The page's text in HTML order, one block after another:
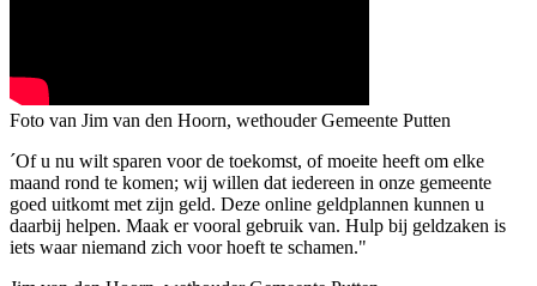
Foto van Jim van den Hoorn, wethouder Gemeente Putten
´Of u nu wilt sparen voor de toekomst, of moeite heeft om elke
maand rond te komen; wij willen dat iedereen in onze gemeente
goed uitkomt met zijn geld. Deze online geldplannen kunnen u
daarbij helpen. Maak er vooral gebruik van. Hulp bij geldzaken is
iets waar niemand zich voor hoeft te schamen."